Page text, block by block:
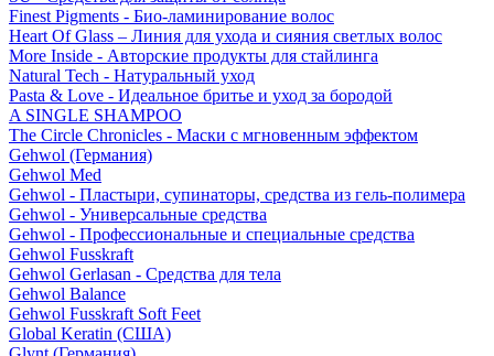
Finest Pigments - Био-ламинирование волос
Heart Of Glass – Линия для ухода и сияния светлых волос
More Inside - Авторские продукты для стайлинга
Natural Tech - Натуральный уход
Pasta & Love - Идеальное бритье и уход за бородой
A SINGLE SHAMPOO
The Circle Chronicles - Маски с мгновенным эффектом
Gehwol (Германия)
Gehwol Med
Gehwol - Пластыри, супинаторы, средства из гель-полимера
Gehwol - Универсальные средства
Gehwol - Профессиональные и специальные средства
Gehwol Fusskraft
Gehwol Gerlasan - Средства для тела
Gehwol Balance
Gehwol Fusskraft Soft Feet
Global Keratin (США)